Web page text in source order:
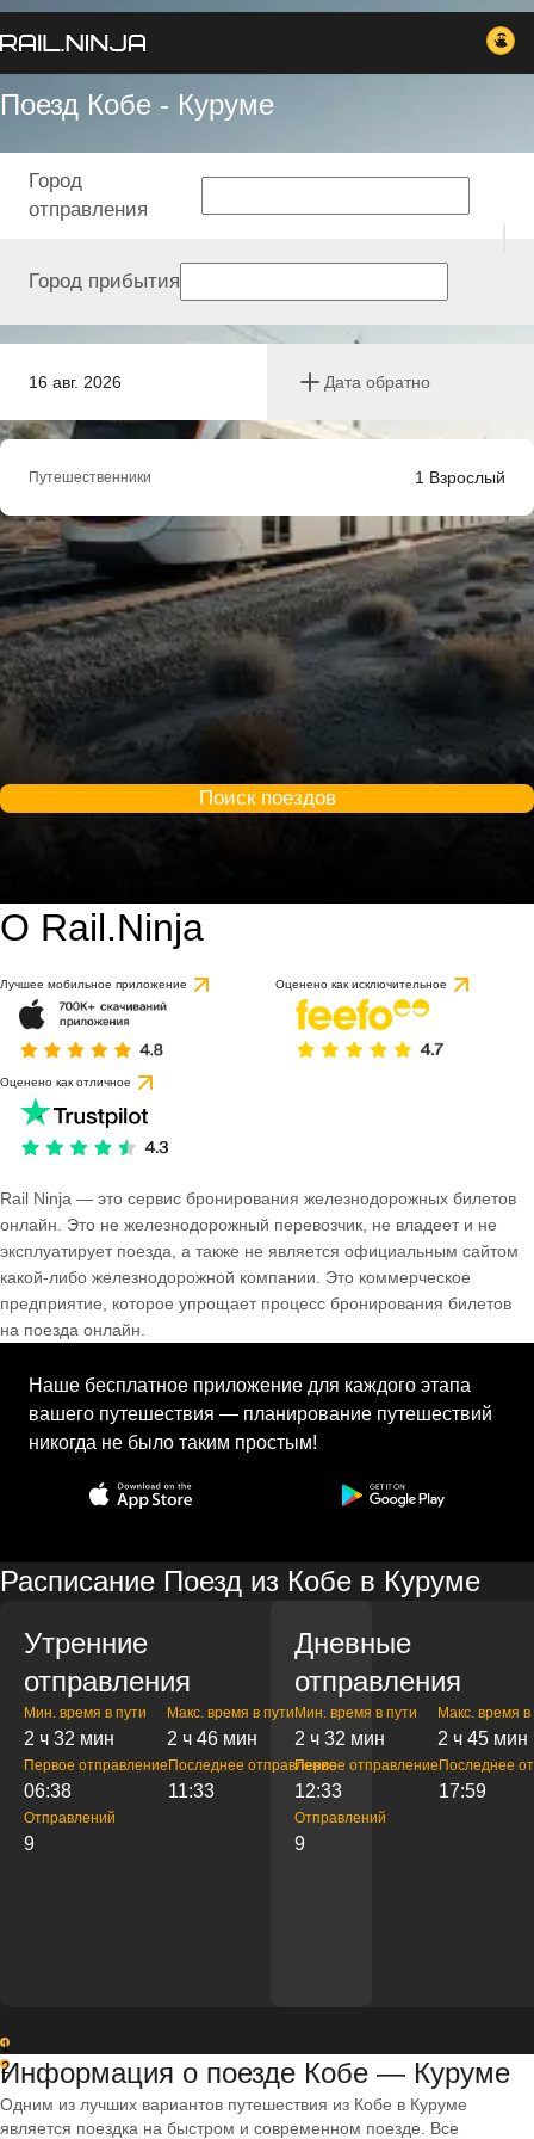
Поезд Кобе - Куруме
16 авг. 2026 Дата обратно
Город
отправления
Город прибытия
Путешественники 1 Взрослый
Поиск поездов
О Rail.Ninja
Лучшее мобильное приложение Оценено как исключительное
Оценено как отличное
Rail Ninja — это сервис бронирования железнодорожных билетов
онлайн. Это не железнодорожный перевозчик, не владеет и не
эксплуатирует поезда, а также не является официальным сайтом
какой-либо железнодорожной компании. Это коммерческое
предприятие, которое упрощает процесс бронирования билетов
на поезда онлайн.
Наше бесплатное приложение для каждого этапа
вашего путешествия — планирование путешествий
никогда не было таким простым!
Расписание Поезд из Кобе в Куруме
Утренние
отправления
Мин. время в пути
2 ч 32 мин
Макс. время в пути
2 ч 46 мин
Первое отправление
06:38
Последнее отправление
11:33
Отправлений
9
Дневные
отправления
Мин. время в пути
2 ч 32 мин
Макс. время в
2 ч 45 мин
Первое отправление
12:33
Последнее
17:59
Отправлений
9
1
2
Информация о поезде Кобе — Куруме
Одним из лучших вариантов путешествия из Кобе в Куруме
является поездка на быстром и современном поезде. Все